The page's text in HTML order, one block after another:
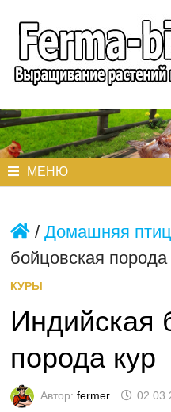
содержимому
МЕНЮ
/ Домашняя
бойцовская порода
КУРЫ
Индийская
порода кур
Автор: fermer